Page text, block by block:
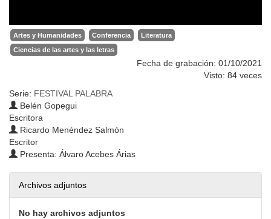
Artes y Humanidades Conferencia
Literatura
Ciencias de las artes y las letras
Fecha de grabación: 01/10/2021
Visto: 84 veces
Serie: FESTIVAL PALABRA
Belén Gopegui
Escritora
Ricardo Menéndez Salmón
Escritor
Presenta: Álvaro Acebes Árias
Archivos adjuntos
No hay archivos adjuntos